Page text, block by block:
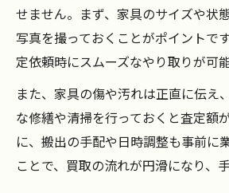
せません。まず、家具のサイズや状
写真を撮っておくことがポイントで
定依頼時にスムーズなやり取りが可
また、家具の傷や汚れは正直に伝え
な修繕や清掃を行っておくと査定額
に、搬出の手配や日時調整も事前に
ことで、買取の流れが円滑になり、